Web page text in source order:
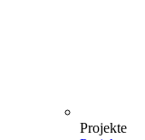
Projekte